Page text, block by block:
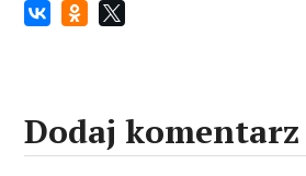
Dodaj komentarz